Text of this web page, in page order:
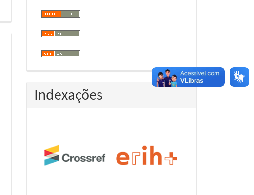
Indexações